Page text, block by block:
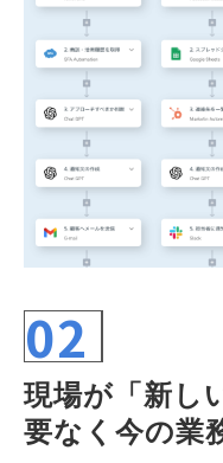
02
現場が「新し
要なく今の業